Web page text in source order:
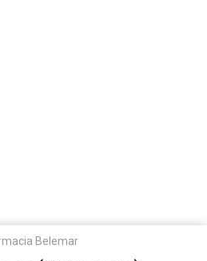
Belemar